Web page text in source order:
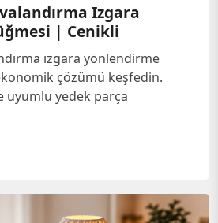
Izgara
| Cenikli
ızgara yönlendirme
çözümü keşfedin.
uyumlu yedek parça